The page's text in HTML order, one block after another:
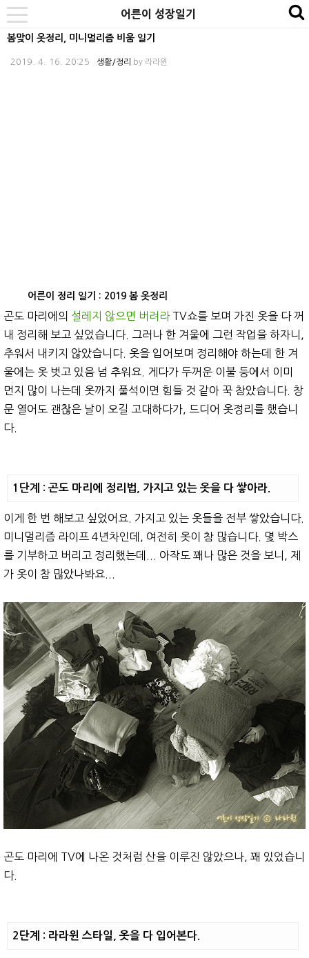
본
바
내
게
카
고
toggle
navigation
어른이 성장일기
봄맞이 옷정리, 미니멀리즘 비움 일기
2019. 4. 16. 20:25 생활/정리 by 라라윈
어른이 정리 일기 : 2019 봄 옷정리
곤도 마리에의 설레지 않으면 버려라TV쇼를 보며 가진 옷을 다 꺼
내 정리해 보고 싶었습니다. 그러나 한 겨울에 그런 작업을 하자니,
추워서 내키지 않았습니다. 옷을 입어보며 정리해야 하는데 한 겨
울에는 옷 벗고 있음 넘 추워요. 게다가 두꺼운 이불 등에서 이미
먼지 많이 나는데 옷까지 풀석이면 힘들 것 같아 꾹 참았습니다. 창
문 열어도 괜찮은 날이 오길 고대하다가, 드디어 옷정리를 했습니
다.
1단계 : 곤도 마리에 정리법, 가지고 있는 옷을 다 쌓아라.
이게 한 번 해보고 싶었어요. 가지고 있는 옷들을 전부 쌓았습니다.
미니멀리즘 라이프 4년차인데, 여전히 옷이 참 많습니다. 몇 박스
를 기부하고 버리고 정리했는데... 아작도 꽤나 많은 것을 보니, 제
가 옷이 참 많았나봐요...
곤도 마리에 TV에 나온 것처럼 산을 이루진 않았으나, 꽤 있었습니
다.
2단계 : 라라윈 스타일, 옷을 다 입어본다.